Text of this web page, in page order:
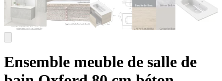
Ensemble meuble de salle de